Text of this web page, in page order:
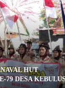
HUT
79 DESA